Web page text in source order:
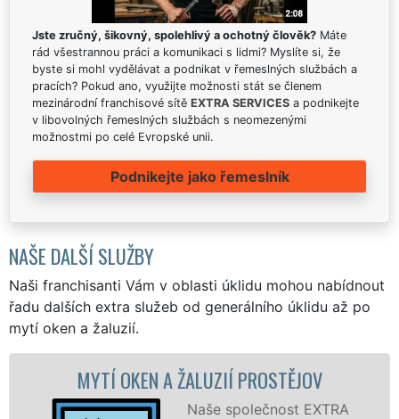
Jste zručný, šikovný, spolehlivý a ochotný člověk? Máte
rád všestrannou práci a komunikaci s lidmi? Myslíte si, že
byste si mohl vydělávat a podnikat v řemeslných službách a
pracích? Pokud ano, využijte možnosti stát se členem
mezinárodní franchisové sítě EXTRA SERVICES a podnikejte
v libovolných řemeslných službách s neomezenými
možnostmi po celé Evropské unii.
Podnikejte jako řemeslník
NAŠE DALŠÍ SLUŽBY
Naši franchisanti Vám v oblasti úklidu mohou nabídnout
řadu dalších extra služeb od generálního úklidu až po
mytí oken a žaluzií.
PROSTĚJOV
Naše společnost EXTRA
MYTÍ